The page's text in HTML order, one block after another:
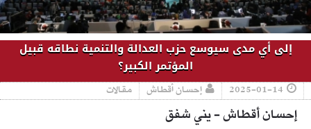
إلى أي مدى سيوسع حزب العدالة والتنمية نطاقه قبيل
المؤتمر الكبير؟
2025-01-14 إحسان أقطاش مقالات
إحسان أقطاش - يني شفق